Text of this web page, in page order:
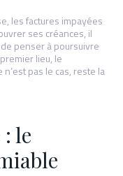
les factures impayées
ses créances, il
penser à poursuivre
lieu, le
pas le cas, reste la
le